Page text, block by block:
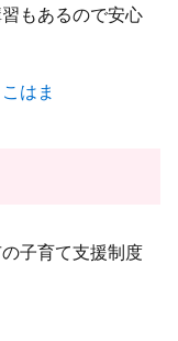
もあるので安心
はま
子育て支援制度